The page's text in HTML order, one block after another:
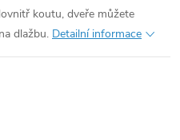
koutu, dveře můžete
dlažbu. Detailní informace